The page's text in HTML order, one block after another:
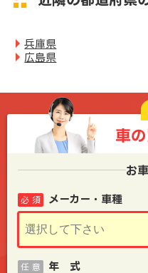
兵庫県
広島県
車
お
メーカー・車種
必 須
年 式
任 意